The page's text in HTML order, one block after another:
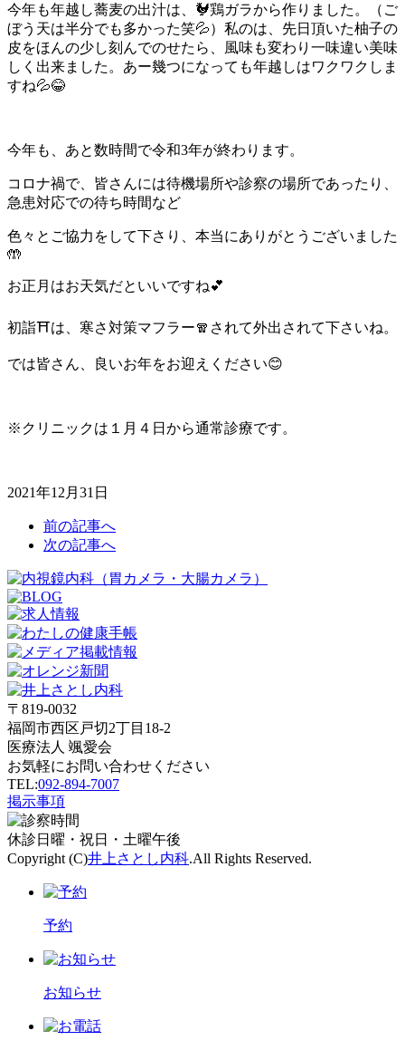
今年も年越し蕎麦の出汁は、🐓鶏ガラから作りました。（ご
ぼう天は半分でも多かった笑💦）私のは、先日頂いた柚子の
皮をほんの少し刻んでのせたら、風味も変わり一味違い美味
しく出来ました。あー幾つになっても年越しはワクワクしま
すね💦😂
今年も、あと数時間で令和3年が終わります。
コロナ禍で、皆さんには待機場所や診察の場所であったり、
急患対応での待ち時間など
色々とご協力をして下さり、本当にありがとうございました
🤲
お正月はお天気だといいですね💕
初詣⛩は、寒さ対策マフラー🧣されて外出されて下さいね。
では皆さん、良いお年をお迎えください😊
※クリニックは１月４日から通常診療です。
2021年12月31日
前の記事へ
次の記事へ
〒819-0032
福岡市西区戸切2丁目18-2
医療法人 颯愛会
お気軽にお問い合わせください
TEL:092-894-7007
掲示事項
休診 日曜・祝日・土曜午後
Copyright (C)井上さとし内科.All Rights Reserved.
予約
お知らせ